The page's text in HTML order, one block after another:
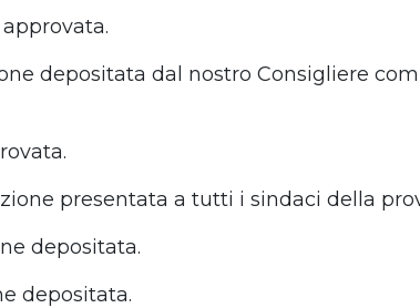
depositata dal nostro Consigliere
presentata a tutti i sindaci della
depositata.
depositata.